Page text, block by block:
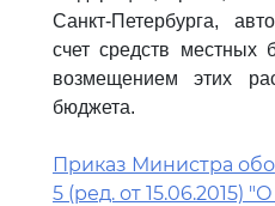
Санкт-Петербурга,
счет средств
возмещением этих
бюджета.
Приказ Министра
5 (ред. от 15.06.2015)